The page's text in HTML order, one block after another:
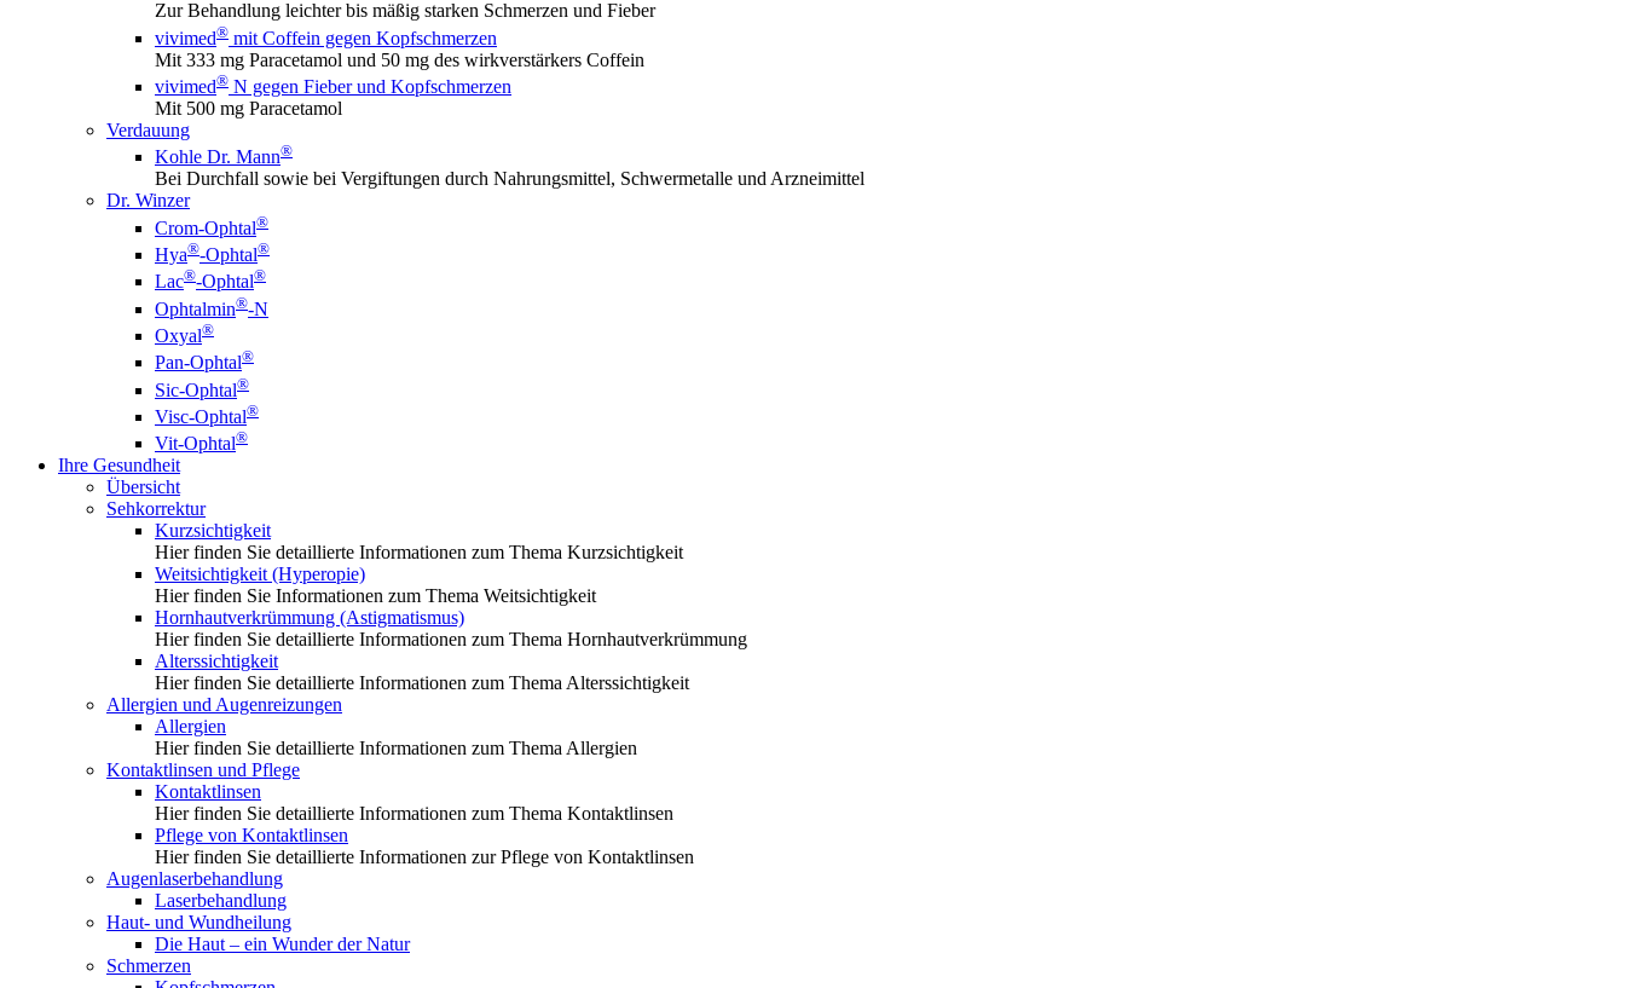
Zur Behandlung leichter bis mäßig starken Schmerzen und Fieber
vivimed® mit Coffein gegen Kopfschmerzen
Mit 333 mg Paracetamol und 50 mg des wirkverstärkers Coffein
vivimed® N gegen Fieber und Kopfschmerzen
Mit 500 mg Paracetamol
Verdauung
Kohle Dr. Mann®
Bei Durchfall sowie bei Vergiftungen durch Nahrungsmittel, Schwermetalle und Arzneimittel
Dr. Winzer
Crom-Ophtal®
Hya®-Ophtal®
Lac®-Ophtal®
Ophtalmin®-N
Oxyal®
Pan-Ophtal®
Sic-Ophtal®
Visc-Ophtal®
Vit-Ophtal®
Ihre Gesundheit
Übersicht
Sehkorrektur
Kurzsichtigkeit
Hier finden Sie detaillierte Informationen zum Thema Kurzsichtigkeit
Weitsichtigkeit (Hyperopie)
Hier finden Sie Informationen zum Thema Weitsichtigkeit
Hornhautverkrümmung (Astigmatismus)
Hier finden Sie detaillierte Informationen zum Thema Hornhautverkrümmung
Alterssichtigkeit
Hier finden Sie detaillierte Informationen zum Thema Alterssichtigkeit
Allergien und Augenreizungen
Allergien
Hier finden Sie detaillierte Informationen zum Thema Allergien
Kontaktlinsen und Pflege
Kontaktlinsen
Hier finden Sie detaillierte Informationen zum Thema Kontaktlinsen
Pflege von Kontaktlinsen
Hier finden Sie detaillierte Informationen zur Pflege von Kontaktlinsen
Augenlaserbehandlung
Laserbehandlung
Haut- und Wundheilung
Die Haut – ein Wunder der Natur
Schmerzen